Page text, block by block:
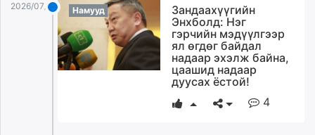
2026/07/02 Намууд
Зандаахүүгийн
Энхболд: Нэг
гэрчийн мэдүүлгээр
ял өгдөг байдал
надаар эхэлж байна,
цаашид надаар
дуусах ёстой!
4